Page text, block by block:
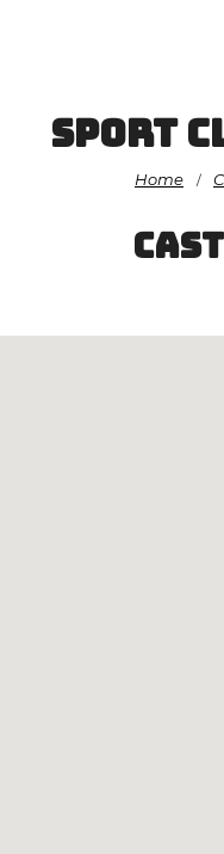
Sport
Home /